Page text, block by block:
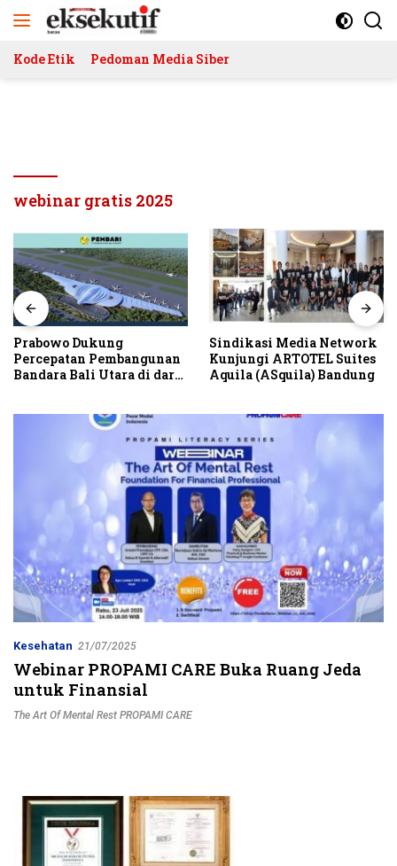
Kode Etik Pedoman Media Siber
webinar gratis 2025
Prabowo Dukung
Percepatan Pembangunan
Bandara Bali Utara di darat
Sindikasi Media Network
Kunjungi ARTOTEL Suites
Aquila (ASquila) Bandung
Kesehatan 21/07/2025
Webinar PROPAMI CARE Buka Ruang Jeda
untuk Finansial
The Art Of Mental Rest PROPAMI CARE